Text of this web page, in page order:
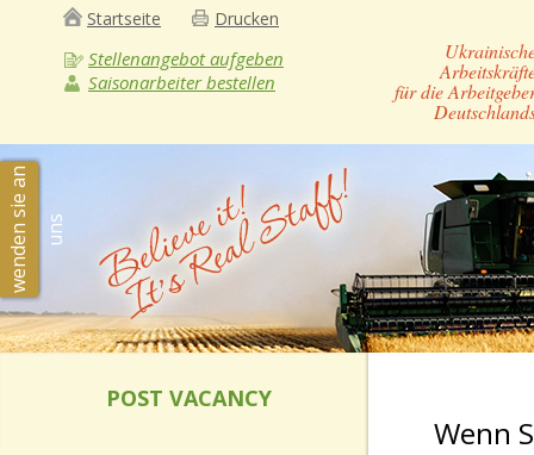
Startseite Drucken
Stellenangebot aufgeben
Saisonarbeiter bestellen
für die
w
e
n
d
e
n
s
i
e
a
n
u
n s
POST VACANCY
Wenn